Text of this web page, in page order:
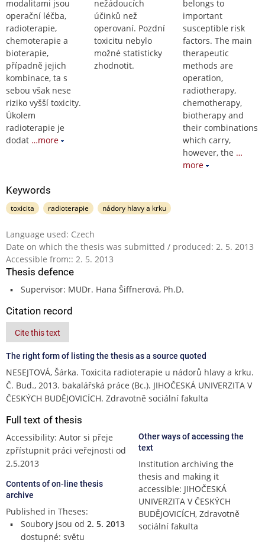
modalitami jsou
operační léčba,
radioterapie,
chemoterapie a
bioterapie,
případně jejich
kombinace, ta s
sebou však nese
riziko vyšší toxicity.
Úkolem
radioterapie je
dodat …more
nežádoucích
účinků než
operovaní. Pozdní
toxicitu nebylo
možné statisticky
zhodnotit.
belongs to
important
susceptible risk
factors. The main
therapeutic
methods are
operation,
radiotherapy,
chemotherapy,
biotherapy and
their combinations
which carry,
however, the …
more
Keywords
toxicita radioterapie nádory hlavy a krku
Language used: Czech
Date on which the thesis was submitted / produced: 2. 5. 2013
Accessible from:: 2. 5. 2013
Thesis defence
Supervisor: MUDr. Hana Šiffnerová, Ph.D.
Citation record
Cite this text
The right form of listing the thesis as a source quoted
NESEJTOVÁ, Šárka. Toxicita radioterapie u nádorů hlavy a krku.
Č. Bud., 2013. bakalářská práce (Bc.). JIHOČESKÁ UNIVERZITA V
ČESKÝCH BUDĚJOVICÍCH. Zdravotně sociální fakulta
Full text of thesis
Accessibility: Autor si přeje
zpřístupnit práci veřejnosti od
2.5.2013
Contents of on-line thesis
archive
Published in Theses:
Soubory jsou od 2. 5. 2013
dostupné: světu
Other ways of accessing the
text
Institution archiving the
thesis and making it
accessible: JIHOČESKÁ
UNIVERZITA V ČESKÝCH
BUDĚJOVICÍCH, Zdravotně
sociální fakulta